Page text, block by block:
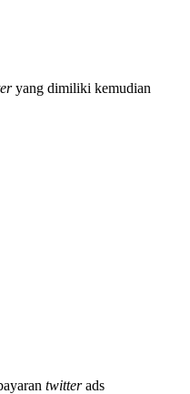
yang dimiliki kemudian
twitterads